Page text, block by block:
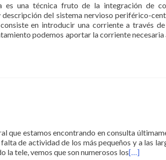
es una técnica fruto de la integración de
del sistema nervioso periférico-
en introducir una corriente a través
podemos aportar la corriente necesaria
que estamos encontrando en consulta
de actividad de los más pequeños y a las
la tele, vemos que son numerosos los[…]